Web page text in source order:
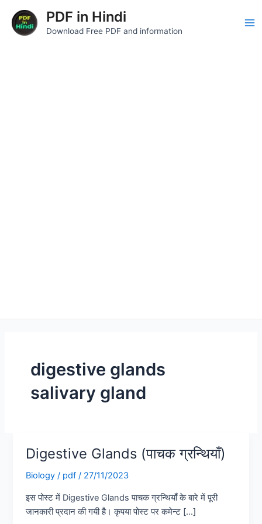
content
PDF in Hindi
Download Free PDF and information
digestive glands
salivary gland
Digestive Glands (पाचक ग्रन्थियाँ)
Biology / pdf/ 27/11/2023
इस पोस्ट में Digestive Glands पाचक ग्रन्थियाँ के बारे में पूरी
जानकारी प्रदान की गयी है। कृपया पोस्ट पर कमेन्ट […]
Digestive
(पाचक
ग्रन्थियाँ)